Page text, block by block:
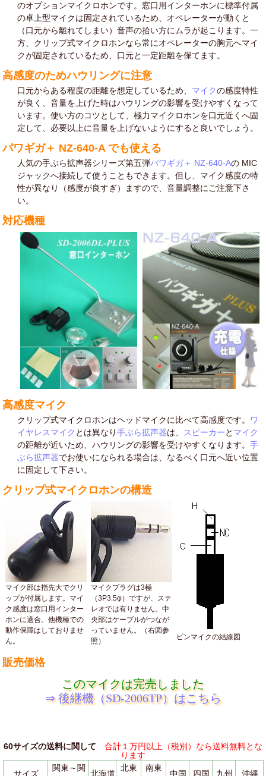
のオプションマイクロホンです。窓口用インターホンに標準付属
の卓上型マイクは固定されているため、オペレーターが動くと
（口元から離れてしまい）音声の拾い方にムラが起こります。一
方、クリップ式マイクロホンなら常にオペレーターの胸元へマイ
クが固定されているため、口元と一定距離を保てます。
高感度のためハウリングに注意
口元からある程度の距離を想定しているため、 マイクの感度特性
が良く、音量を上げた時はハウリングの影響を受けやすくなって
います。使い方のコツとして、極力マイクロホンを口元近くへ固
定して、必要以上に音量を上げないようにすると良いでしょう。
パワギガ＋ NZ-640-A でも使える
人気の手ぶら拡声器シリーズ第五弾パワギガ＋ NZ-640-Aの MIC
ジャックへ接続して使うこともできます。但し、マイク感度の特
性が異なり（感度が良すぎ）ますので、音量調整にご注意下さ
い。
対応機種
高感度マイク
クリップ式マイクロホンはヘッドマイクに比べて高感度です。 ワ
イヤレスマイク とは異なり手ぶら拡声器は、 スピーカーと マイク
の距離が近いため、ハウリングの影響を受けやすくなります。手
ぶら拡声器でお使いになられる場合は、なるべく口元へ近い位置
に固定して下さい。
クリップ式マイクロホンの構造
マイク部は指先大でクリ
ップが付属します。マイ
ク感度は窓口用インター
ホンに適合。他機種での
動作保障はしておりませ
ん。
マイクプラグは3極
（3P3.5φ）ですが、ステ
レオでは有りません。中
央部はケーブルがつなが
っていません。（右図参
照）
ピンマイクの結線図
販売価格
このマイクは完売しました
⇒ 後継機（SD-2006TP）はこちら
60サイズの送料に関して
合計１万円以上（税別）なら送料無料とな
ります
サイズ
関東～関
北海道
北東
南東
中国 四国 九州 沖縄